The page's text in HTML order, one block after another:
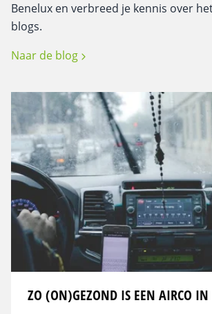
Benelux en verbreed je kennis over
blogs.
Naar de blog
ZO (ON)GEZOND IS EEN AIRCO IN